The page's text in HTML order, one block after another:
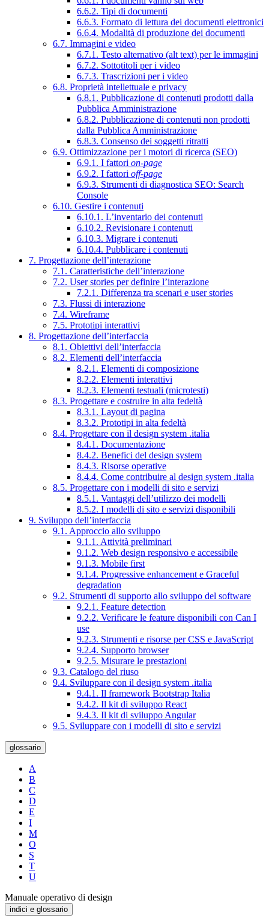
6.6.2. Tipi di documenti
6.6.3. Formato di lettura dei documenti elettronici
6.6.4. Modalità di produzione dei documenti
6.7. Immagini e video
6.7.1. Testo alternativo (alt text) per le immagini
6.7.2. Sottotitoli per i video
6.7.3. Trascrizioni per i video
6.8. Proprietà intellettuale e privacy
6.8.1. Pubblicazione di contenuti prodotti dalla
Pubblica Amministrazione
6.8.2. Pubblicazione di contenuti non prodotti
dalla Pubblica Amministrazione
6.8.3. Consenso dei soggetti ritratti
6.9. Ottimizzazione per i motori di ricerca (SEO)
6.9.1. I fattori on-page
6.9.2. I fattori off-page
6.9.3. Strumenti di diagnostica SEO: Search
Console
6.10. Gestire i contenuti
6.10.1. L’inventario dei contenuti
6.10.2. Revisionare i contenuti
6.10.3. Migrare i contenuti
6.10.4. Pubblicare i contenuti
7. Progettazione dell’interazione
7.1. Caratteristiche dell’interazione
7.2. User stories per definire l’interazione
7.2.1. Differenza tra scenari e user stories
7.3. Flussi di interazione
7.4. Wireframe
7.5. Prototipi interattivi
8. Progettazione dell’interfaccia
8.1. Obiettivi dell’interfaccia
8.2. Elementi dell’interfaccia
8.2.1. Elementi di composizione
8.2.2. Elementi interattivi
8.2.3. Elementi testuali (microtesti)
8.3. Progettare e costruire in alta fedeltà
8.3.1. Layout di pagina
8.3.2. Prototipi in alta fedeltà
8.4. Progettare con il design system .italia
8.4.1. Documentazione
8.4.2. Benefici del design system
8.4.3. Risorse operative
8.4.4. Come contribuire al design system .italia
8.5. Progettare con i modelli di sito e servizi
8.5.1. Vantaggi dell’utilizzo dei modelli
8.5.2. I modelli di sito e servizi disponibili
9. Sviluppo dell’interfaccia
9.1. Approccio allo sviluppo
9.1.1. Attività preliminari
9.1.2. Web design responsivo e accessibile
9.1.3. Mobile first
9.1.4. Progressive enhancement e Graceful
degradation
9.2. Strumenti di supporto allo sviluppo del software
9.2.1. Feature detection
9.2.2. Verificare le feature disponibili con Can I
use
9.2.3. Strumenti e risorse per CSS e JavaScript
9.2.4. Supporto browser
9.2.5. Misurare le prestazioni
9.3. Catalogo del riuso
9.4. Sviluppare con il design system .italia
9.4.1. Il framework Bootstrap Italia
9.4.2. Il kit di sviluppo React
9.4.3. Il kit di sviluppo Angular
9.5. Sviluppare con i modelli di sito e servizi
glossario
A
B
C
D
E
I
M
O
S
T
U
Manuale operativo di design
indici e glossario